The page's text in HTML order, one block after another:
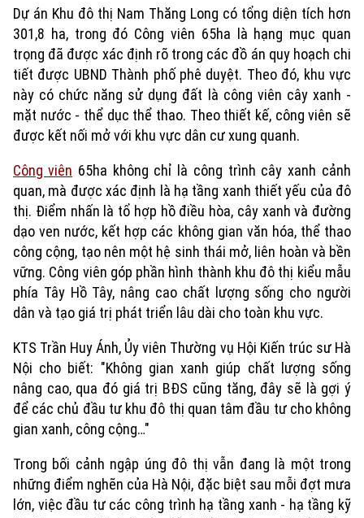
Dự án Khu đô thị Nam Thăng Long có tổng diện tích hơn
301,8 ha, trong đó Công viên 65ha là hạng mục quan
trọng đã được xác định rõ trong các đồ án quy hoạch chi
tiết được UBND Thành phố phê duyệt. Theo đó, khu vực
này có chức năng sử dụng đất là công viên cây xanh -
mặt nước - thể dục thể thao. Theo thiết kế, công viên sẽ
được kết nối mở với khu vực dân cư xung quanh.
Công viên 65ha không chỉ là công trình cây xanh cảnh
quan, mà được xác định là hạ tầng xanh thiết yếu của đô
thị. Điểm nhấn là tổ hợp hồ điều hòa, cây xanh và đường
dạo ven nước, kết hợp các không gian văn hóa, thể thao
công cộng, tạo nên một hệ sinh thái mở, liên hoàn và bền
vững. Công viên góp phần hình thành khu đô thị kiểu mẫu
phía Tây Hồ Tây, nâng cao chất lượng sống cho người
dân và tạo giá trị phát triển lâu dài cho toàn khu vực.
KTS Trần Huy Ánh, Ủy viên Thường vụ Hội Kiến trúc sư Hà
Nội cho biết: "Không gian xanh giúp chất lượng sống
nâng cao, qua đó giá trị BĐS cũng tăng, đây sẽ là gợi ý
để các chủ đầu tư khu đô thị quan tâm đầu tư cho không
gian xanh, công cộng…"
Trong bối cảnh ngập úng đô thị vẫn đang là một trong
những điểm nghẽn của Hà Nội, đặc biệt sau mỗi đợt mưa
lớn, việc đầu tư các công trình hạ tầng xanh - hạ tầng kỹ